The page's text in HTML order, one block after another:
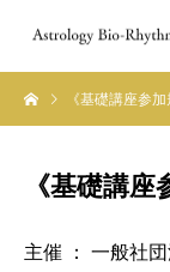
《基礎講座参加
《基礎講座
主催 ： 一般社